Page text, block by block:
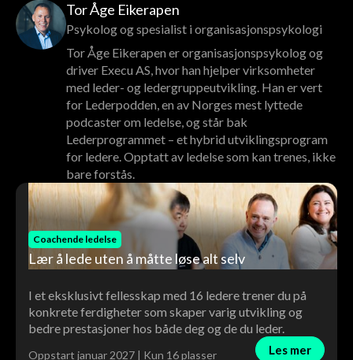
Tor Åge Eikerapen
Psykolog og spesialist i organisasjonspsykologi
Tor Åge Eikerapen er organisasjonspsykolog og
driver Execu AS, hvor han hjelper virksomheter
med leder- og ledergruppeutvikling. Han er vert
for Lederpodden, en av Norges mest lyttede
podcaster om ledelse, og står bak
Lederprogrammet – et hybrid utviklingsprogram
for ledere. Opptatt av ledelse som kan trenes, ikke
bare forstås.
Coachende ledelse
Lær å lede uten å måtte løse alt selv
I et eksklusivt fellesskap med 16 ledere trener du på
konkrete ferdigheter som skaper varig utvikling og
bedre prestasjoner hos både deg og de du leder.
Oppstart januar 2027 | Kun 16 plasser Les mer